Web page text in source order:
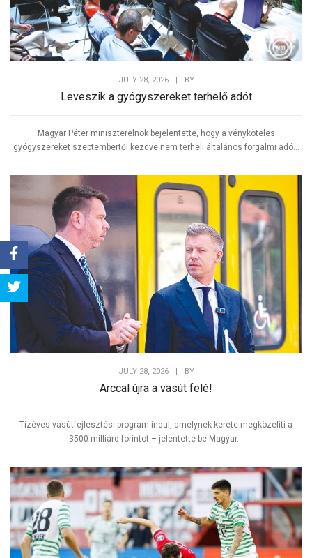
JULY 28, 2026 | BY
Leveszik a gyógyszereket terhelő adót
Magyar Péter miniszterelnök bejelentette, hogy a vényköteles
gyógyszereket szeptembertől kezdve nem terheli általános forgalmi adó...
JULY 28, 2026 BY
Arccal újra a vasút felé!
Tízéves vasútfejlesztési program indul, amelynek kerete megközelíti a
3500 milliárd forintot – jelentette be Magyar...
Share
Tweet